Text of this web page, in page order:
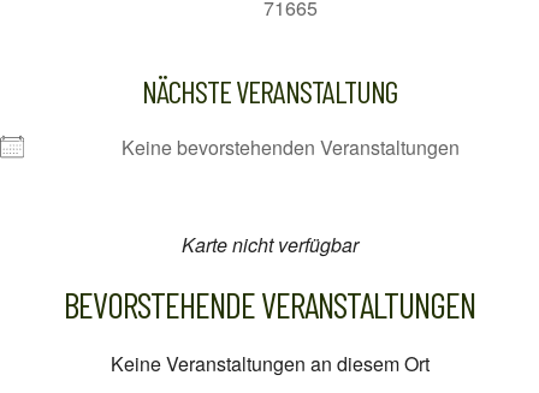
71665
NÄCHSTE VERANSTALTUNG
Keine bevorstehenden Veranstaltungen
Karte nicht verfügbar
BEVORSTEHENDE VERANSTALTUNGEN
Keine Veranstaltungen an diesem Ort